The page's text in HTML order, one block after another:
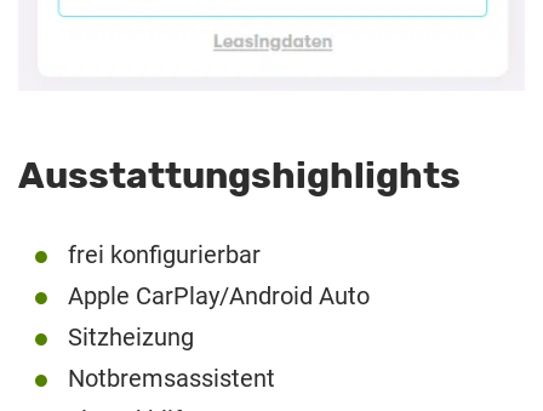
Ausstattungshighlights
frei konfigurierbar
Apple CarPlay/Android Auto
Sitzheizung
Notbremsassistent